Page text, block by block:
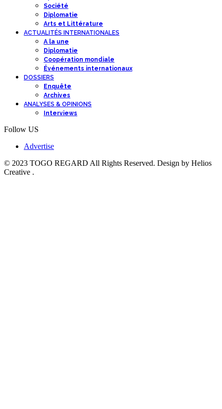
Société
Diplomatie
Arts et Littérature
ACTUALITÉS INTERNATIONALES
A la une
Diplomatie
Coopération mondiale
Événements internationaux
DOSSIERS
Enquête
Archives
ANALYSES & OPINIONS
Interviews
Follow US
Advertise
© 2023 TOGO REGARD All Rights Reserved. Design by Helios
Creative .